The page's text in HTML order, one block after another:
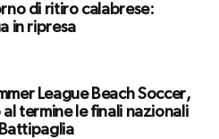
di ritiro calabrese:
in ripresa
League Beach Soccer,
termine le finali nazionali